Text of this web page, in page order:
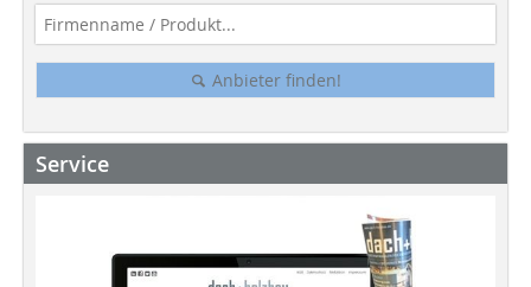
Anbieter finden!
Service